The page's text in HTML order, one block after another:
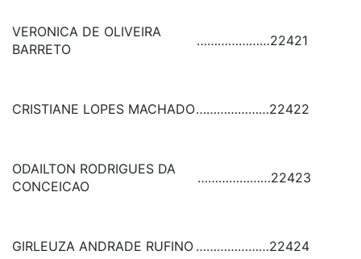
VERONICA DE OLIVEIRA
BARRETO
…………………22421
CRISTIANE LOPES MACHADO…………………22422
ODAILTON RODRIGUES DA
CONCEICAO
…………………22423
GIRLEUZA ANDRADE RUFINO …………………22424